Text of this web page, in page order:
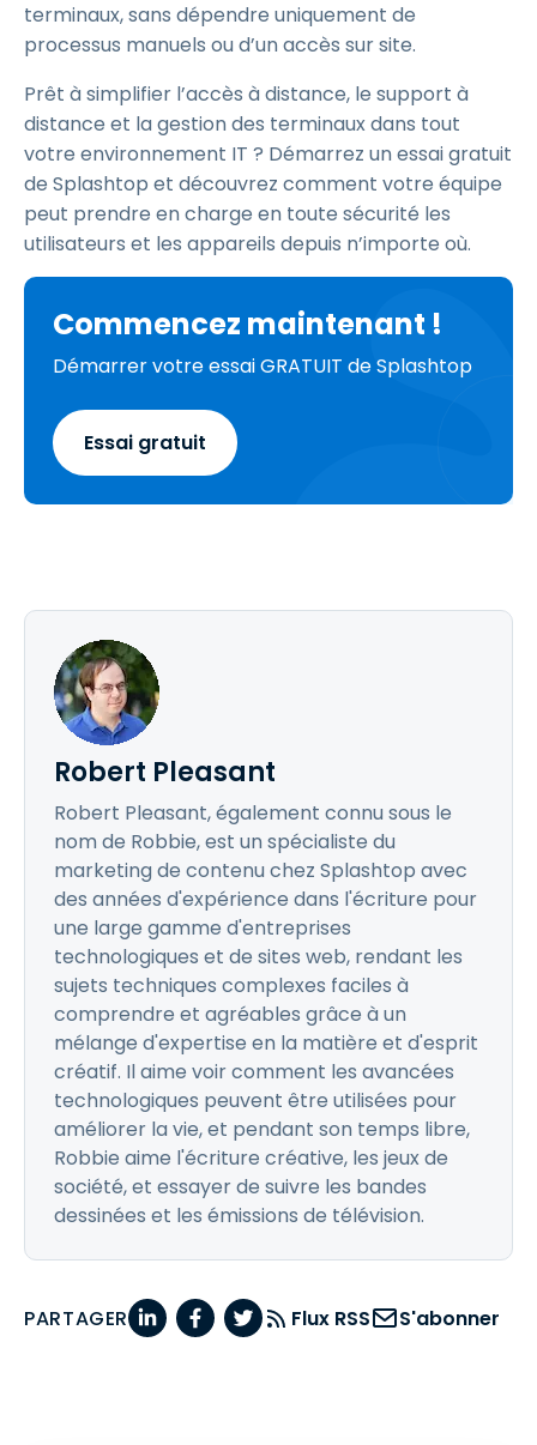
terminaux, sans dépendre uniquement de
processus manuels ou d’un accès sur site.
Prêt à simplifier l’accès à distance, le support à
distance et la gestion des terminaux dans tout
votre environnement IT ? Démarrez un essai gratuit
de Splashtop et découvrez comment votre équipe
peut prendre en charge en toute sécurité les
utilisateurs et les appareils depuis n’importe où.
Commencez maintenant !
Démarrer votre essai GRATUIT de Splashtop
Essai gratuit
Robert Pleasant
Robert Pleasant, également connu sous le
nom de Robbie, est un spécialiste du
marketing de contenu chez Splashtop avec
des années d'expérience dans l'écriture pour
une large gamme d'entreprises
technologiques et de sites web, rendant les
sujets techniques complexes faciles à
comprendre et agréables grâce à un
mélange d'expertise en la matière et d'esprit
créatif. Il aime voir comment les avancées
technologiques peuvent être utilisées pour
améliorer la vie, et pendant son temps libre,
Robbie aime l'écriture créative, les jeux de
société, et essayer de suivre les bandes
dessinées et les émissions de télévision.
PARTAGER Flux RSS S'abonner